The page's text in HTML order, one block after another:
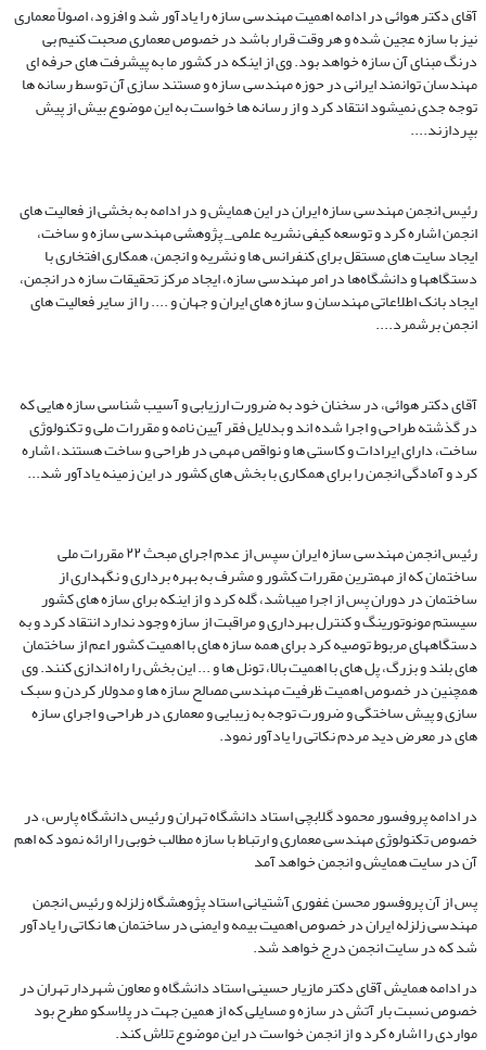
آقای دکتر هوائی در ادامه اهمیت مهندسی سازه را یادآور شد و افزود، اصولاً معماری
نیز با سازه عجین شده و هر وقت قرار باشد در خصوص معماری صحبت کنیم بی
درنگ مبنای آن سازه خواهد بود. وی از اینکه در کشور ما به پیشرفت های حرفه ای
مهندسان توانمند ایرانی در حوزه مهندسی سازه و مستند سازی آن توسط رسانه ها
توجه جدی نمیشود انتقاد کرد و از رسانه ها خواست به این موضوع بیش از پیش
بپردازند....
رئیس انجمن مهندسی سازه ایران در این همایش و در ادامه به بخشی از فعالیت های
انجمن اشاره کرد و توسعه کیفی نشریه علمی_ پژوهشی مهندسی سازه و ساخت،
ایجاد سایت های مستقل برای کنفرانس ها و نشریه و انجمن، همکاری افتخاری با
دستگاهها و دانشگاه‌ها در امر مهندسی سازه، ایجاد مرکز تحقیقات سازه در انجمن،
ایجاد بانک اطلاعاتی مهندسان و سازه های ایران و جهان و .... را از سایر فعالیت های
انجمن برشمرد....
آقای دکتر هوائی، در سخنان خود به ضرورت ارزیابی و آسیب شناسی سازه هایی که
در گذشته طراحی و اجرا شده اند و بدلایل فقر آیین نامه و مقررات ملی و تکنولوژی
ساخت، دارای ایرادات و کاستی ها و نواقص مهمی در طراحی و ساخت هستند، اشاره
کرد و آمادگی انجمن را برای همکاری با بخش های کشور در این زمینه یادآور شد...
رئیس انجمن مهندسی سازه ایران سپس از عدم اجرای مبحث ۲۲ مقررات ملی
ساختمان که از مهمترین مقررات کشور و مشرف به بهره برداری و نگهداری از
ساختمان در دوران پس از اجرا میباشد، گله کرد و از اینکه برای سازه های کشور
سیستم مونوتورینگ و کنترل بهرداری و مراقبت از سازه وجود ندارد انتقاد کرد و به
دستگاههای مربوط توصیه کرد برای همه سازه های با اهمیت کشور اعم از ساختمان
های بلند و بزرگ، پل های با اهمیت بالا، تونل ها و ... این بخش را راه اندازی کنند. وی
همچنین در خصوص اهمیت ظرفیت مهندسی مصالح سازه ها و مدولار کردن و سبک
سازی و پیش ساختگی و ضرورت توجه به زیبایی و معماری در طراحی و اجرای سازه
های در معرض دید مردم نکاتی را یادآور نمود.
در ادامه پروفسور محمود گلابچی استاد دانشگاه تهران و رئیس دانشگاه پارس، در
خصوص تکنولوژی مهندسی معماری و ارتباط با سازه مطالب خوبی را ارائه نمود که اهم
آن در سایت همایش و انجمن خواهد آمد
پس از آن پروفسور محسن غفوری آشتیانی استاد پژوهشگاه زلزله و رئیس انجمن
مهندسی زلزله ایران در خصوص اهمیت بیمه و ایمنی در ساختمان ها نکاتی را یادآور
شد که در سایت انجمن درج خواهد شد.
در ادامه همایش آقای دکتر مازیار حسینی استاد دانشگاه و معاون شهردار تهران در
خصوص نسبت بار آتش در سازه و مسایلی که از همین جهت در پلاسکو مطرح بود
مواردی را اشاره کرد و از انجمن خواست در این موضوع تلاش کند.